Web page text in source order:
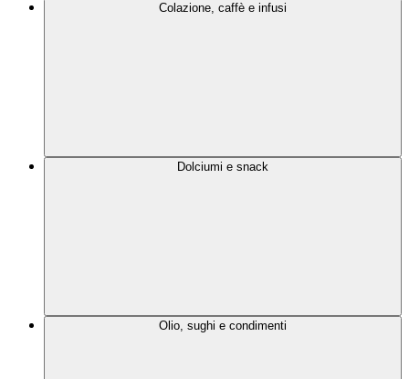
Colazione, caffè e infusi
Dolciumi e snack
Olio, sughi e condimenti